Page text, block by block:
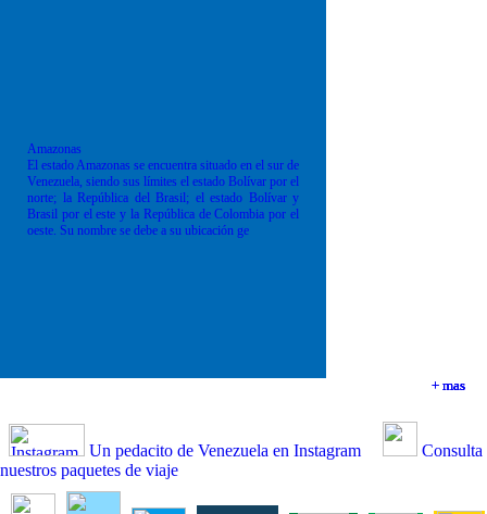
+ mas
+ mas
+ mas
Amazonas
El estado Amazonas se encuentra situado en el sur de
Venezuela, siendo sus límites el estado Bolívar por el
norte; la República del Brasil; el estado Bolívar y
Brasil por el este y la República de Colombia por el
oeste. Su nombre se debe a su ubicación ge
+ mas
Un pedacito de Venezuela en Instagram
Consulta
nuestros paquetes de viaje